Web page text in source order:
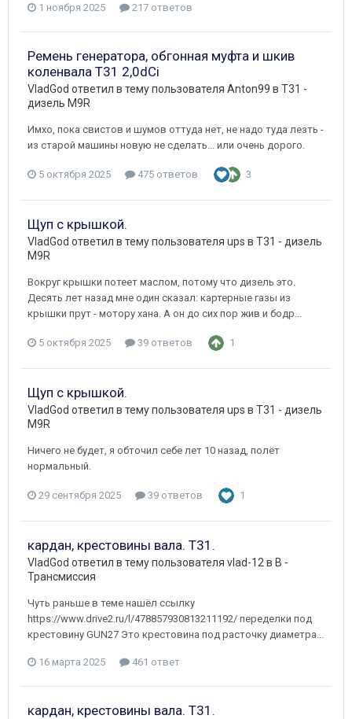
1 ноября 2025 217 ответов
Ремень генератора, обгонная муфта и шкив
коленвала Т31 2,0dCi
VladGod ответил в тему пользователя Anton99 в T31 -
дизель M9R
Имхо, пока свистов и шумов оттуда нет, не надо туда лезть -
из старой машины новую не сделать... или очень дорого.
5 октября 2025 475 ответов 3
Щуп с крышкой.
VladGod ответил в тему пользователя ups в T31 - дизель
M9R
Вокруг крышки потеет маслом, потому что дизель это.
Десять лет назад мне один сказал: картерные газы из
крышки прут - мотору хана. А он до сих пор жив и бодр...
5 октября 2025 39 ответов 1
Щуп с крышкой.
VladGod ответил в тему пользователя ups в T31 - дизель
M9R
Ничего не будет, я обточил себе лет 10 назад, полёт
нормальный.
29 сентября 2025 39 ответов 1
кардан, крестовины вала. Т31.
VladGod ответил в тему пользователя vlad-12 в B -
Трансмиссия
Чуть раньше в теме нашёл ссылку
https://www.drive2.ru/l/478857930813211192/ переделки под
крестовину GUN27 Это крестовина под расточку диаметра...
16 марта 2025 461 ответ
кардан, крестовины вала. Т31.